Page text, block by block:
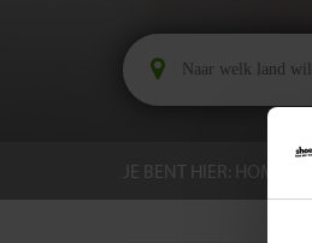
JE BENT HIER: HOME